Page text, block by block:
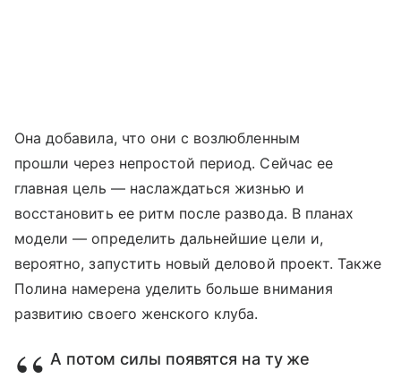
Она добавила, что они с возлюбленным
прошли через непростой период. Сейчас ее
главная цель — наслаждаться жизнью и
восстановить ее ритм после развода. В планах
модели — определить дальнейшие цели и,
вероятно, запустить новый деловой проект. Также
Полина намерена уделить больше внимания
развитию своего женского клуба.
А потом силы появятся на ту же